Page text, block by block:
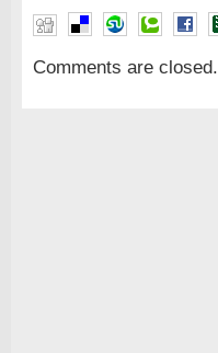
Comments are closed.